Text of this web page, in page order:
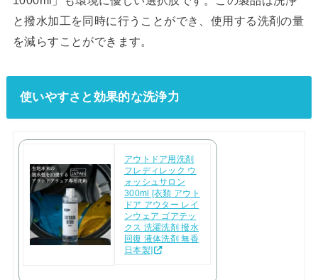
と撥水加工を同時に行うことができ、使用する洗剤の量
を減らすことができます。
使いやすさと効果的な洗浄力
アウトドア用洗剤
フレディレック ウ
ォッシュサロン
300ml [衣類 アウト
ドア アウター レイ
ンウェア ゴアテッ
クス 洗濯洗剤 撥水
回復 液体洗剤 無香
日本製]